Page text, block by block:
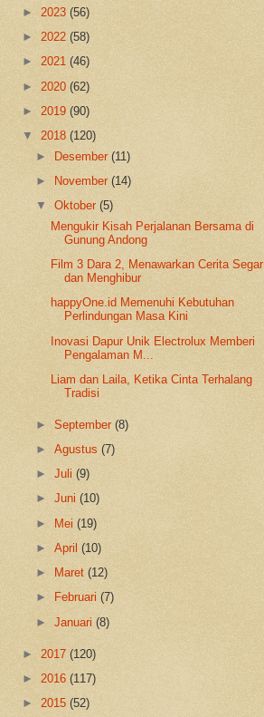
► 2023 (56)
► 2022 (58)
► 2021 (46)
► 2020 (62)
► 2019 (90)
▼ 2018 (120)
►
Desember(11)
►
November(14)
▼Oktober(5)
Mengukir Kisah Perjalanan Bersama di
Gunung Andong
Film 3 Dara 2, Menawarkan Cerita Segar
dan Menghibur
happyOne.id Memenuhi Kebutuhan
Perlindungan Masa Kini
Inovasi Dapur Unik Electrolux Memberi
Pengalaman M...
Liam dan Laila, Ketika Cinta Terhalang
Tradisi
►September(8)
►Agustus(7)
►Juli(9)
►Juni(10)
► Mei(19)
►April(10)
►
Maret(12)
►
Februari(7)
►Januari(8)
► 2017 (120)
► 2016 (117)
► 2015 (52)